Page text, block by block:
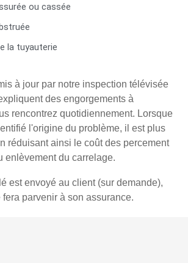
ou cassée
la tuyauterie
à jour par notre inspection télévisée
des engorgements à
rencontrez quotidiennement. Lorsque
l'origine du problème, il est plus
réduisant ainsi le coût des percement
enlèvement du carrelage.
est envoyé au client (sur demande),
parvenir à son assurance.